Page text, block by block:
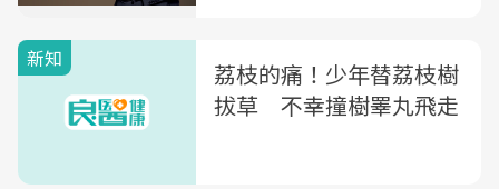
新知
荔枝的痛！少年替荔枝樹
拔草 不幸撞樹睪丸飛走